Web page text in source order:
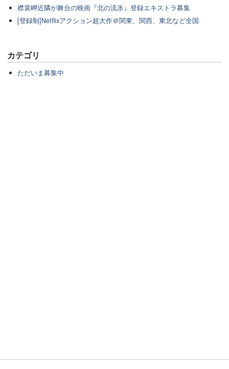
襟裳岬近隣が舞台の映画『北の流氷』登録エキストラ募集
[登録制]Netflixアクション超大作＠関東、関西、東北など全国
カテゴリ
ただいま募集中